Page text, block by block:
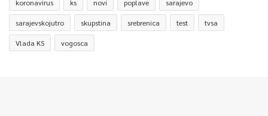
koronavirus ks novi poplave sarajevo
sarajevskojutro skupstina srebrenica test tvsa
Vlada KS vogosca